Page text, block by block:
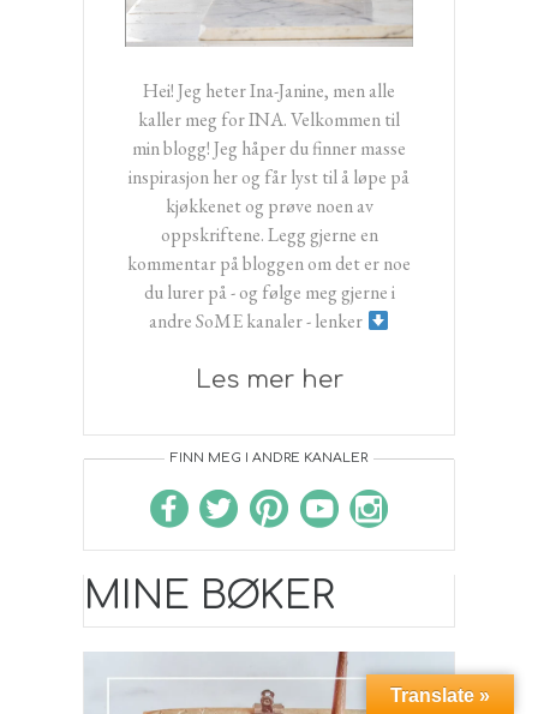
Hei! Jeg heter Ina-Janine, men alle
kaller meg for INA. Velkommen til
min blogg! Jeg håper du finner masse
inspirasjon her og får lyst til å løpe på
kjøkkenet og prøve noen av
oppskriftene. Legg gjerne en
kommentar på bloggen om det er noe
du lurer på - og følge meg gjerne i
andre SoME kanaler - lenker
Les mer her
FINN MEG I ANDRE KANALER
MINE BØKER
Translate »